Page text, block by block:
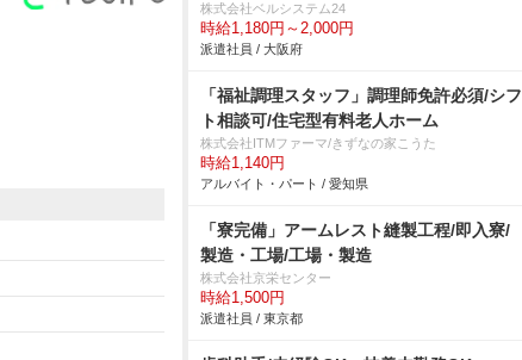
株式会社ベルシステム24
時給1,180円～2,000円
派遣社員 / 大阪府
「福祉調理スタッフ」調理師免許必須/シフ
ト相談可/住宅型有料老人ホーム
株式会社ITMファーマ/きずなの家こうた
時給1,140円
アルバイト・パート / 愛知県
「寮完備」アームレスト縫製工程/即入寮/
製造・工場/工場・製造
株式会社京栄センター
時給1,500円
派遣社員 / 東京都